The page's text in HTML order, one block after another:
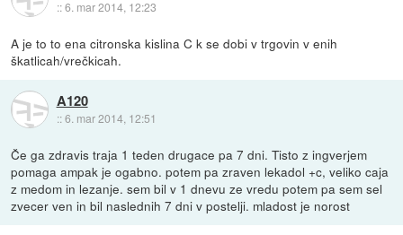
::6. mar 2014, 12:23
A je to to ena citronska kislina C k se dobi v trgovin v enih
škatlicah/vrečkicah.
A120
::6. mar 2014, 12:51
Če ga zdravis traja 1 teden drugace pa 7 dni. Tisto z ingverjem
pomaga ampak je ogabno. potem pa zraven lekadol +c, veliko caja
z medom in lezanje. sem bil v 1 dnevu ze vredu potem pa sem sel
zvecer ven in bil naslednih 7 dni v postelji. mladost je norost